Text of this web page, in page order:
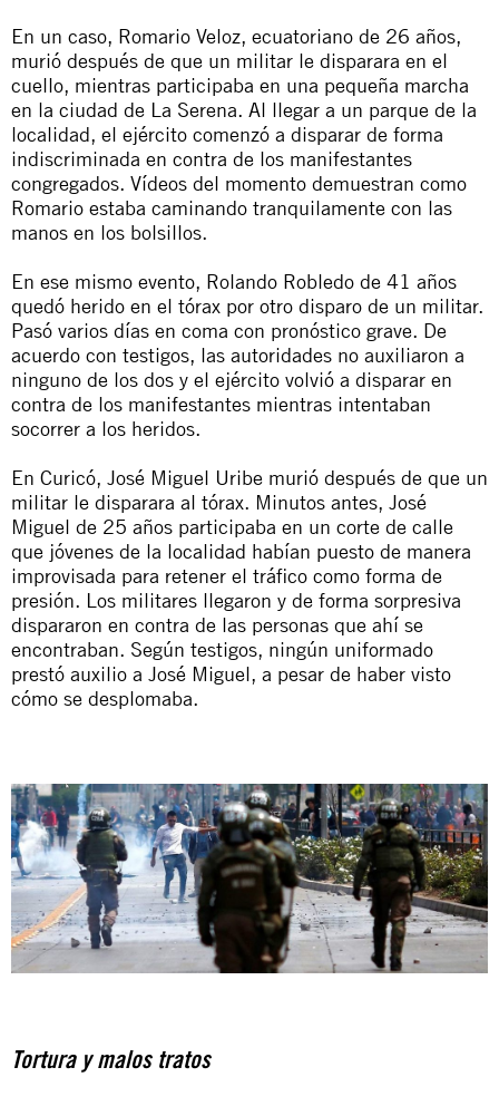
En un caso, Romario Veloz, ecuatoriano de 26 años,
murió después de que un militar le disparara en el
cuello, mientras participaba en una pequeña marcha
en la ciudad de La Serena. Al llegar a un parque de la
localidad, el ejército comenzó a disparar de forma
indiscriminada en contra de los manifestantes
congregados. Vídeos del momento demuestran como
Romario estaba caminando tranquilamente con las
manos en los bolsillos.
En ese mismo evento, Rolando Robledo de 41 años
quedó herido en el tórax por otro disparo de un militar.
Pasó varios días en coma con pronóstico grave. De
acuerdo con testigos, las autoridades no auxiliaron a
ninguno de los dos y el ejército volvió a disparar en
contra de los manifestantes mientras intentaban
socorrer a los heridos.
En Curicó, José Miguel Uribe murió después de que un
militar le disparara al tórax. Minutos antes, José
Miguel de 25 años participaba en un corte de calle
que jóvenes de la localidad habían puesto de manera
improvisada para retener el tráfico como forma de
presión. Los militares llegaron y de forma sorpresiva
dispararon en contra de las personas que ahí se
encontraban. Según testigos, ningún uniformado
prestó auxilio a José Miguel, a pesar de haber visto
cómo se desplomaba.
Tortura y malos tratos